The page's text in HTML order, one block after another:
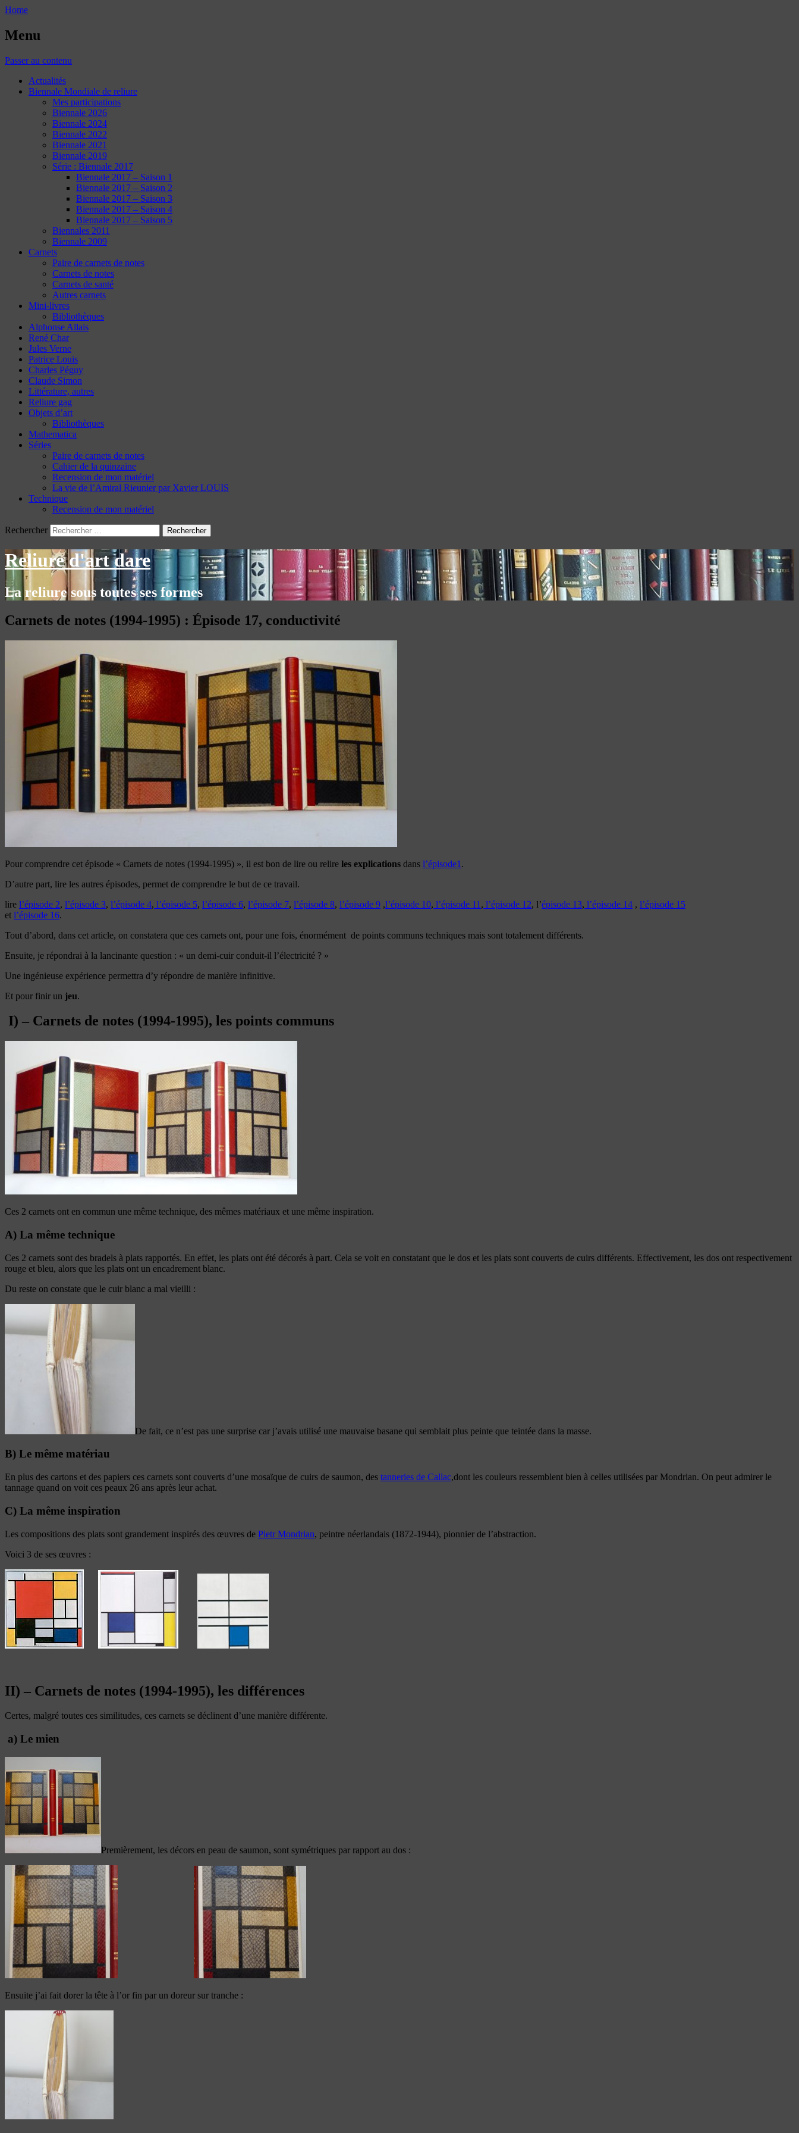
Home
Menu
Passer au contenu
Actualités
Biennale Mondiale de reliure
Mes participations
Biennale 2026
Biennale 2024
Biennale 2022
Biennale 2021
Biennale 2019
Série : Biennale 2017
Biennale 2017 – Saison 1
Biennale 2017 – Saison 2
Biennale 2017 – Saison 3
Biennale 2017 – Saison 4
Biennale 2017 – Saison 5
Biennales 2011
Biennale 2009
Carnets
Paire de carnets de notes
Carnets de notes
Carnets de santé
Autres carnets
Mini-livres
Bibliothèques
Alphonse Allais
René Char
Jules Verne
Patrice Louis
Charles Péguy
Claude Simon
Littérature, autres
Reliure gag
Objets d’art
Bibliothèques
Mathematica
Séries
Paire de carnets de notes
Cahier de la quinzaine
Recension de mon matériel
La vie de l’Amiral Rieunier par Xavier LOUIS
Technique
Recension de mon matériel
Rechercher
Reliure d'art dare
La reliure sous toutes ses formes
Carnets de notes (1994-1995) : Épisode 17, conductivité
Pour comprendre cet épisode « Carnets de notes (1994-1995) », il est bon de lire ou relire les explications dans l’épisode1 .
D’autre part, lire les autres épisodes, permet de comprendre le but de ce travail.
lire l’épisode 2, l’épisode 3, l’épisode 4, l’épisode 5, l’épisode 6, l’épisode 7, l’épisode 8, l’épisode 9 ,l’épisode 10, l’épisode 11 , l’épisode 12, l’épisode 13, l’épisode 14 , l’épisode 15
et l’épisode 16.
Tout d’abord, dans cet article, on constatera que ces carnets ont, pour une fois, énormément de points communs techniques mais sont totalement différents.
Ensuite, je répondrai à la lancinante question : « un demi-cuir conduit-il l’électricité ? »
Une ingénieuse expérience permettra d’y répondre de manière infinitive.
Et pour finir un jeu.
I) – Carnets de notes (1994-1995), les points communs
Ces 2 carnets ont en commun une même technique, des mêmes matériaux et une même inspiration.
A) La même technique
Ces 2 carnets sont des bradels à plats rapportés. En effet, les plats ont été décorés à part. Cela se voit en constatant que le dos et les plats sont couverts de cuirs différents. Effectivement, les dos ont respectivement
rouge et bleu, alors que les plats ont un encadrement blanc.
Du reste on constate que le cuir blanc a mal vieilli :
De fait, ce n’est pas une surprise car j’avais utilisé une mauvaise basane qui semblait plus peinte que teintée dans la masse.
B) Le même matériau
En plus des cartons et des papiers ces carnets sont couverts d’une mosaïque de cuirs de saumon, des tanneries de Callac,dont les couleurs ressemblent bien à celles utilisées par Mondrian. On peut admirer le
tannage quand on voit ces peaux 26 ans après leur achat.
C) La même inspiration
Les compositions des plats sont grandement inspirés des œuvres de Pietr Mondrian, peintre néerlandais (1872-1944), pionnier de l’abstraction.
Voici 3 de ses œuvres :
II) – Carnets de notes (1994-1995), les différences
Certes, malgré toutes ces similitudes, ces carnets se déclinent d’une manière différente.
a) Le mien
Premièrement, les décors en peau de saumon, sont symétriques par rapport au dos :
Ensuite j’ai fait dorer la tête à l’or fin par un doreur sur tranche :